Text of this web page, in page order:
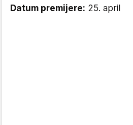
Datum premijere: 25. april